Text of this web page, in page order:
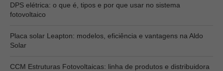
DPS elétrica: o que é, tipos e por que usar no sistema
fotovoltaico
Placa solar Leapton: modelos, eficiência e vantagens na Aldo
Solar
CCM Estruturas Fotovoltaicas: linha de produtos e distribuidora